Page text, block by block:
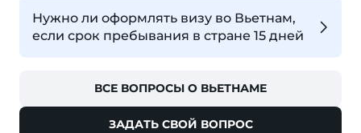
Нужно ли оформлять визу во Вьетнам,
если срок пребывания в стране 15 дней
ВСЕ ВОПРОСЫ О ВЬЕТНАМЕ
ЗАДАТЬ СВОЙ ВОПРОС